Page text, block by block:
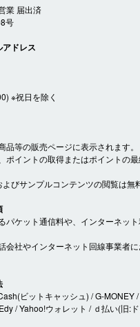
業 届出済
号
ドレス
※祝日を除く
品等の販売ページに表示されます。
ポイントの取得またはポイントの
びサンプルコンテンツの閲覧は無
パケット通信料や、インターネッ
会社やインターネット回線事業者に
ビットキャッシュ) / G-MONEY
/ Yahoo!ウォレット / ｄ払い(旧: